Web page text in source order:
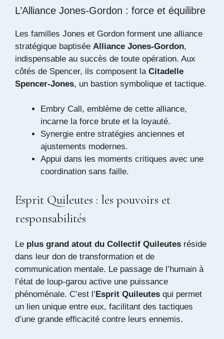
L’Alliance Jones-Gordon : force et équilibre
Les familles Jones et Gordon forment une alliance
stratégique baptisée Alliance Jones-Gordon,
indispensable au succès de toute opération. Aux
côtés de Spencer, ils composent la Citadelle
Spencer-Jones, un bastion symbolique et tactique.
Embry Call , emblème de cette alliance,
incarne la force brute et la loyauté.
Synergie entre stratégies anciennes et
ajustements modernes.
Appui dans les moments critiques avec une
coordination sans faille.
Esprit Quileutes : les pouvoirs et
responsabilités
Le plus grand atout du Collectif Quileutes réside
dans leur don de transformation et de
communication mentale. Le passage de l’humain à
l’état de loup-garou active une puissance
phénoménale. C’est l’Esprit Quileutes qui permet
un lien unique entre eux, facilitant des tactiques
d’une grande efficacité contre leurs ennemis.